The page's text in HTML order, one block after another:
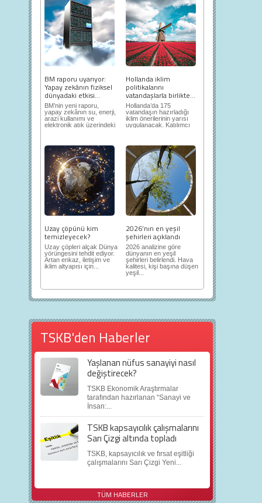
BM raporu uyarıyor:
Yapay zekânın fiziksel
dünyadaki etkisi...
BM’nin yeni raporu,
yapay zekânın su, enerji,
arazi kullanımı ve
elektronik atık üzerindeki
Hollanda iklim
politikalarını
vatandaşlarla birlikte...
Hollanda’da 175
vatandaşın hazırladığı
iklim önerilerinin yarısı
uygulanacak. Katılımcı
Uzay çöpünü kim
temizleyecek?
Uzay çöpleri alçak Dünya
yörüngesini tehdit ediyor.
Artan enkaz, iletişim ve
iklim altyapısı için...
2026’nın en yeşil
şehirleri açıklandı
2026 analizine göre
dünyanın en yeşil
şehirleri belirlendi. Hava
kalitesi, kişi başına düşen
yeşil...
TSKB'den Haberler
Yaşlanan nüfus sanayiyi nasıl
değiştirecek?
TSKB Ekonomik Araştırmalar
tarafından hazırlanan “Sanayi ve
İnsan:...
TSKB kapsayıcılık çalışmalarını
Sarı Çizgi altında topladı
TSKB, kapsayıcılık ve fırsat eşitliği
çalışmalarını Sarı Çizgi Yeni...
TÜM HABERLER